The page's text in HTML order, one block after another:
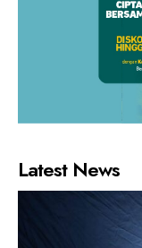
Latest News